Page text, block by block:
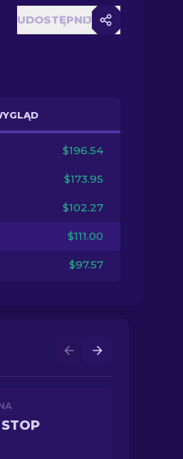
UDOSTĘPNIJ
$196.54
$173.95
$102.27
$111.00
$97.57